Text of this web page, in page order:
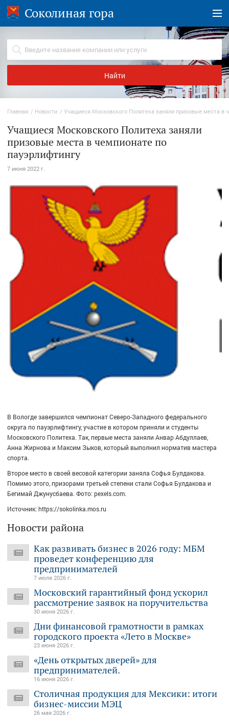
Соколиная гора
Найти
Главная Новости Учащиеся Московского Политеха заняли призовые места в
Учащиеся Московского Политеха заняли
призовые места в чемпионате по
пауэрлифтингу
7 июня 2022 г.
В Вологде завершился чемпионат Северо-Западного федерального
округа по пауэрлифтингу, участие в котором приняли и студенты
Московского Политеха. Так, первые места заняли Анвар Абдуллаев,
Анна Жирнова и Максим Зыков, который выполнил норматив мастера
спорта.
Второе место в своей весовой категории заняла Софья Булдакова.
Помимо этого, призорами третьей степени стали Софья Булдакова и
Бегимай Джунусбаева. Фото: pexels.com.
Источник: https://sokolinka.mos.ru
Новости района
Как развивать бизнес в 2026 году: МБМ
проведет конференцию для
предпринимателей
7 июля 2026 г.
Московский гарантийный фонд ускорил
рассмотрение заявок на поручительства
30 июня 2026 г.
Дни финансовой грамотности в рамках
городского проекта «Лето в Москве»
23 июня 2026 г.
«День открытых дверей» для
предпринимателей.
16 июня 2026 г.
Столичная продукция для Мексики: итоги
бизнес-миссии МЭЦ
26 мая 2026 г.